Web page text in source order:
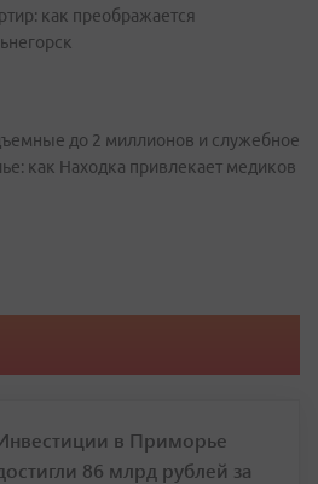
как преображается
до 2 миллионов и служебное
как Находка привлекает медиков
в Приморье
86 млрд рублей за